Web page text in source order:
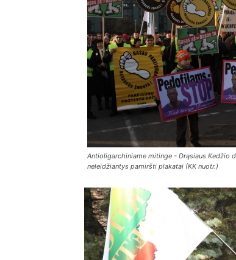
Antioligarchiniame mitinge - Drąsiaus Kedžio
neleidžiantys pamiršti plakatai (KK nuotr.)